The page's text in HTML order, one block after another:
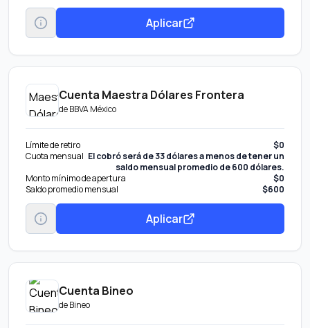
Aplicar
Cuenta Maestra Dólares Frontera
deBBVA México
Límite de retiro
$0
Cuota mensual El cobró será de 33 dólares a menos de tener un
saldo mensual promedio de 600 dólares.
Monto mínimo de apertura
$0
Saldo promedio mensual
$600
Aplicar
Cuenta Bineo
deBineo